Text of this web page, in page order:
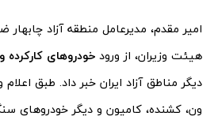
امیر مقدم، مدیرعامل منطقه آزاد
هیئت وزیران، از ورودخودروهای کارکرده
دیگر مناطق آزاد ایران خبر داد. طبق
ون، کشنده، کامیون و دیگر خودروهای